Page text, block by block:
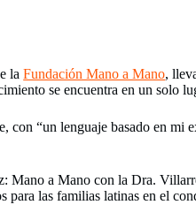
laFundación Mano a Mano,
se encuentra en un solo
“un lenguaje basado en mi
Mano a Mano con la Dra.
para las familias latinas en el